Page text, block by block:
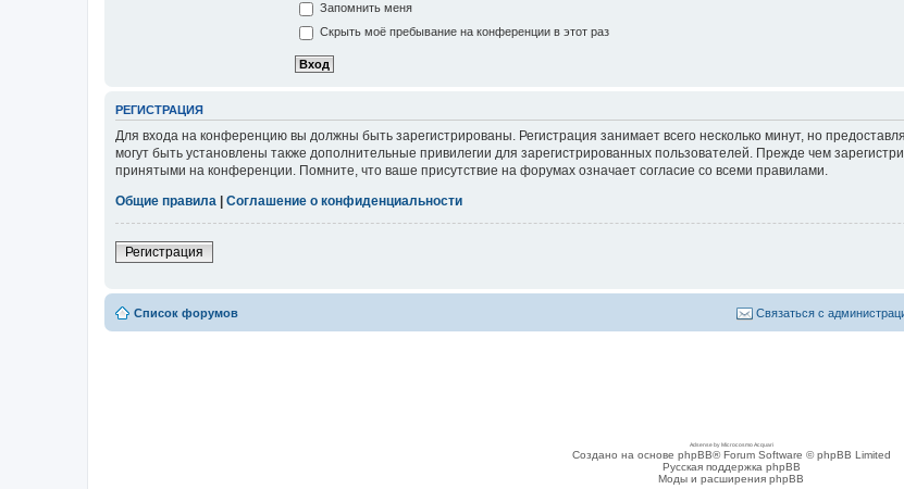
Запомнить меня
Скрыть моё пребывание на конференции в этот раз
РЕГИСТРАЦИЯ
Для входа на конференцию вы должны быть зарегистрированы. Регистрация занимает всего несколько минут, но
могут быть установлены также дополнительные привилегии для зарегистрированных пользователей. Прежде чем
принятыми на конференции. Помните, что ваше присутствие на форумах означает согласие со всеми правилами.
Общие правила | Соглашение о конфиденциальности
Регистрация
Список форумов Связаться с
Adsense by Microcosmo Acquari
Создано на основе phpBB® Forum Software © phpBB Limited
Русская поддержка phpBB
Моды и расширения phpBB